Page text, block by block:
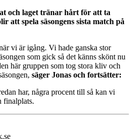
och laget tränar hårt för att ta
att spela säsongens sista match på
vi är igång. Vi hade ganska stor
som gick så det känns skönt nu
här gruppen som tog stora kliv och
säger Jonas och fortsätter:
har, några procent till så kan vi
finalplats.